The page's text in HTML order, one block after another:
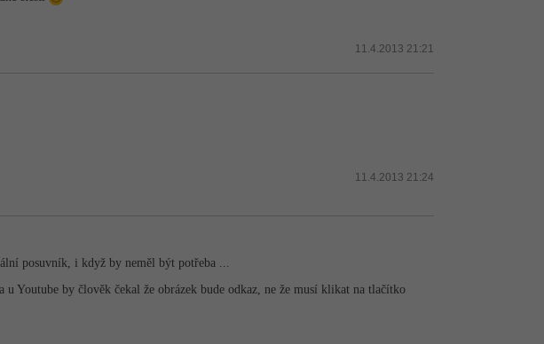
11.4.2013 21:21
11.4.2013 21:24
posuvník, i když by neměl být potřeba ...
Youtube by člověk čekal že obrázek bude odkaz, ne že musí klikat na tlačítko